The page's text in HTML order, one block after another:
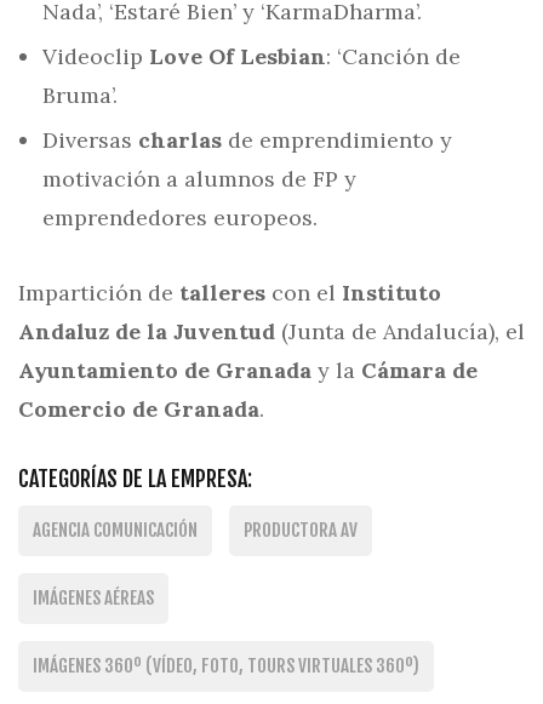
Nada’, ‘Estaré Bien’ y ‘KarmaDharma’.
Videoclip Love Of Lesbian: ‘Canción de
Bruma’.
Diversas charlas de emprendimiento y
motivación a alumnos de FP y
emprendedores europeos.
Impartición de talleres con el Instituto
Andaluz de la Juventud (Junta de Andalucía), el
Ayuntamiento de Granada y la Cámara de
Comercio de Granada.
CATEGORÍAS DE LA EMPRESA:
AGENCIA COMUNICACIÓN PRODUCTORA AV
IMÁGENES AÉREAS
IMÁGENES 360º (VÍDEO, FOTO, TOURS VIRTUALES 360º)